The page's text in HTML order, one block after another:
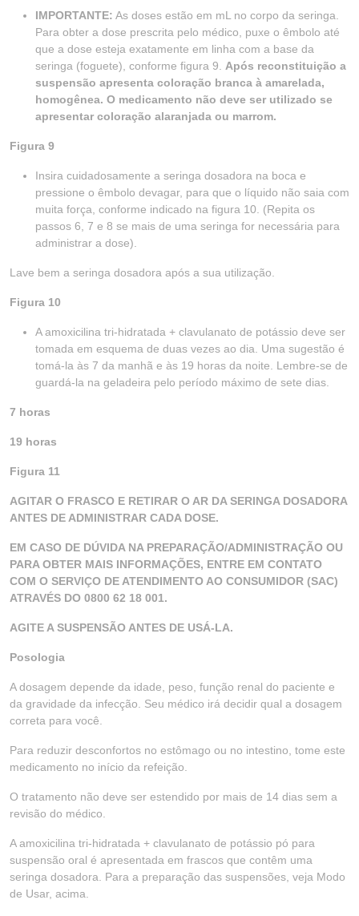
IMPORTANTE: As doses estão em mL no corpo da seringa.
Para obter a dose prescrita pelo médico, puxe o êmbolo até
que a dose esteja exatamente em linha com a base da
seringa (foguete), conforme figura 9. Após reconstituição a
suspensão apresenta coloração branca à amarelada,
homogênea. O medicamento não deve ser utilizado se
apresentar coloração alaranjada ou marrom.
Figura 9
Insira cuidadosamente a seringa dosadora na boca e
pressione o êmbolo devagar, para que o líquido não saia com
muita força, conforme indicado na figura 10. (Repita os
passos 6, 7 e 8 se mais de uma seringa for necessária para
administrar a dose).
Lave bem a seringa dosadora após a sua utilização.
Figura 10
A amoxicilina tri-hidratada + clavulanato de potássio deve ser
tomada em esquema de duas vezes ao dia. Uma sugestão é
tomá-la às 7 da manhã e às 19 horas da noite. Lembre-se de
guardá-la na geladeira pelo período máximo de sete dias.
7 horas
19 horas
Figura 11
AGITAR O FRASCO E RETIRAR O AR DA SERINGA DOSADORA
ANTES DE ADMINISTRAR CADA DOSE.
EM CASO DE DÚVIDA NA PREPARAÇÃO/ADMINISTRAÇÃO OU
PARA OBTER MAIS INFORMAÇÕES, ENTRE EM CONTATO
COM O SERVIÇO DE ATENDIMENTO AO CONSUMIDOR (SAC)
ATRAVÉS DO 0800 62 18 001.
AGITE A SUSPENSÃO ANTES DE USÁ-LA.
Posologia
A dosagem depende da idade, peso, função renal do paciente e
da gravidade da infecção. Seu médico irá decidir qual a dosagem
correta para você.
Para reduzir desconfortos no estômago ou no intestino, tome este
medicamento no início da refeição.
O tratamento não deve ser estendido por mais de 14 dias sem a
revisão do médico.
A amoxicilina tri-hidratada + clavulanato de potássio pó para
suspensão oral é apresentada em frascos que contêm uma
seringa dosadora. Para a preparação das suspensões, veja Modo
de Usar, acima.